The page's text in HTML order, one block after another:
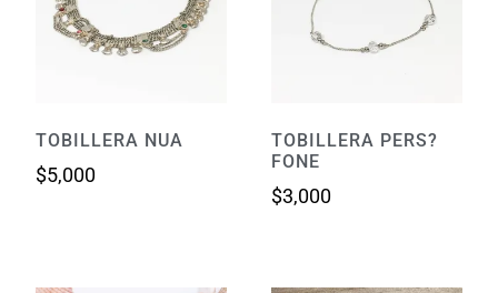
TOBILLERA NUA
$5,000
TOBILLERA PERS?
FONE
$3,000